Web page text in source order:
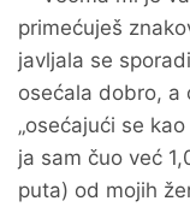
primećuješ
javljala se
osećala dobro, a
„osećajući se
ja sam čuo već
puta) od mojih